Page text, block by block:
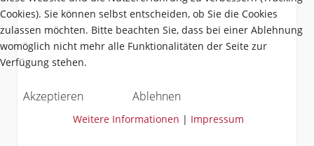
Cookies). Sie können selbst entscheiden, ob Sie die Cookies
zulassen möchten. Bitte beachten Sie, dass bei einer Ablehnung
womöglich nicht mehr alle Funktionalitäten der Seite zur
Verfügung stehen.
Akzeptieren Ablehnen
Weitere Informationen | Impressum